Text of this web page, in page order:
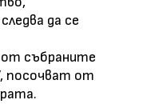
да се
събраните
посочват от